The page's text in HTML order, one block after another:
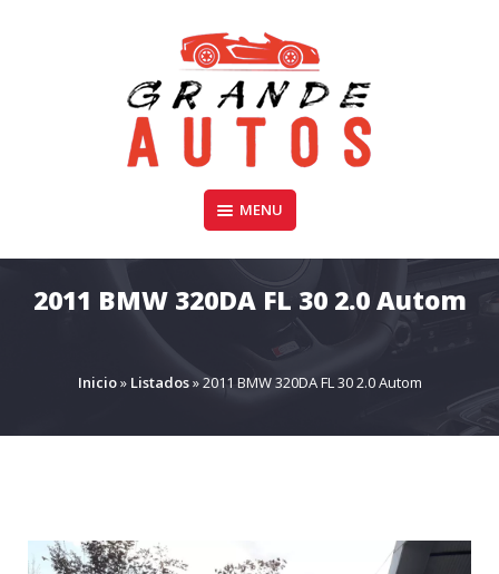
GRANDE AUTOS CHILE
Compra y Venta de Autos Usados, Camionetas, y SUV
MENU
2011 BMW 320DA FL 30 2.0 Autom
Inicio» Listados»2011 BMW 320DA FL 30 2.0 Autom